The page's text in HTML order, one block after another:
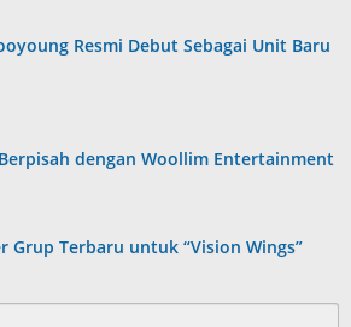
Resmi Debut Sebagai Unit Baru
dengan Woollim Entertainment
Grup Terbaru untuk “Vision Wings”